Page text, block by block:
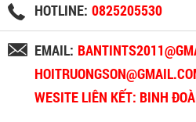
HOTLINE: 0825205530
EMAIL:
WESITE LIÊN KẾT: BINH